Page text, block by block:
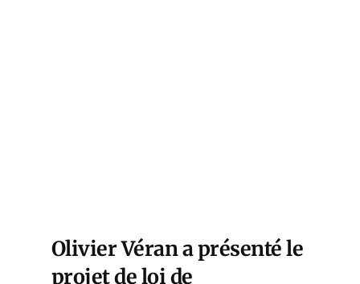
Olivier Véran a présenté le
projet de loi de